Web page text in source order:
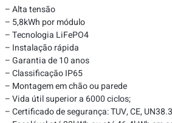
– Alta tensão
– 5,8kWh por módulo
– Tecnologia LiFePO4
– Instalação rápida
– Garantia de 10 anos
– Classificação IP65
– Montagem em chão ou parede
– Vida útil superior a 6000 ciclos;
– Certificado de segurança: TUV, CE, UN38.3